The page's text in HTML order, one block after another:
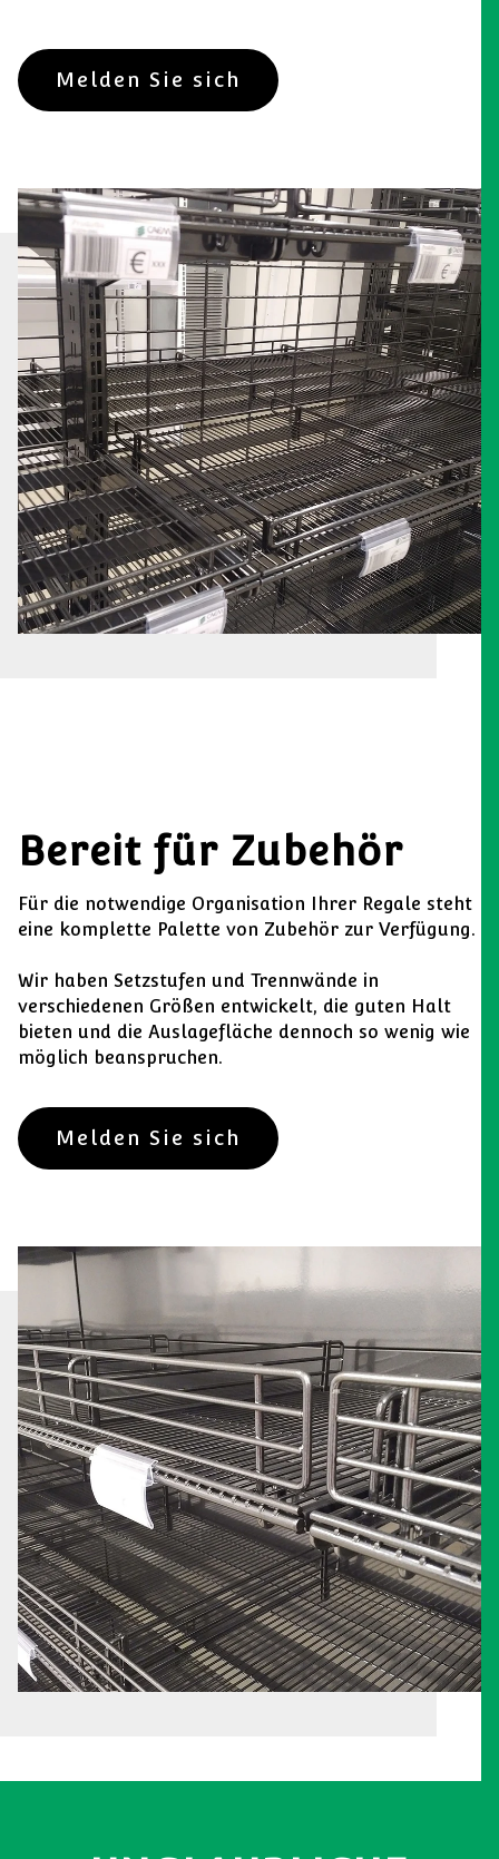
Melden Sie sich
Bereit für Zubehör
Für die notwendige Organisation Ihrer Regale steht
eine komplette Palette von Zubehör zur Verfügung.
Wir haben Setzstufen und Trennwände in
verschiedenen Größen entwickelt, die guten Halt
bieten und die Auslagefläche dennoch so wenig wie
möglich beanspruchen.
Melden Sie sich